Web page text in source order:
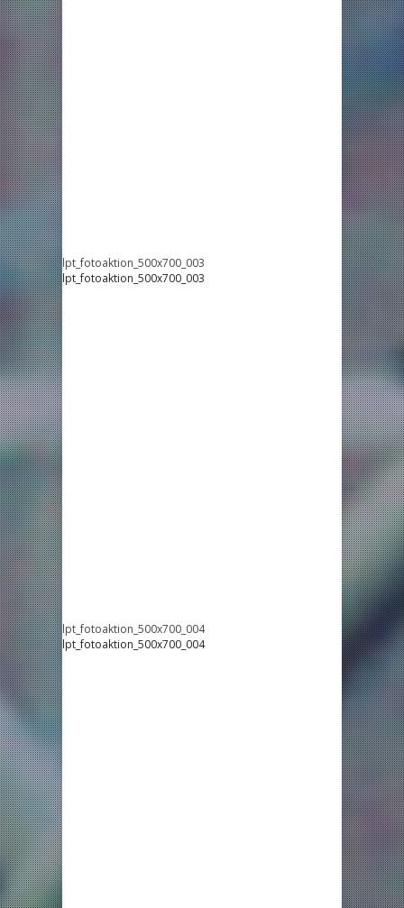
lpt_fotoaktion_500x700_003
lpt_fotoaktion_500x700_003
lpt_fotoaktion_500x700_004
lpt_fotoaktion_500x700_004